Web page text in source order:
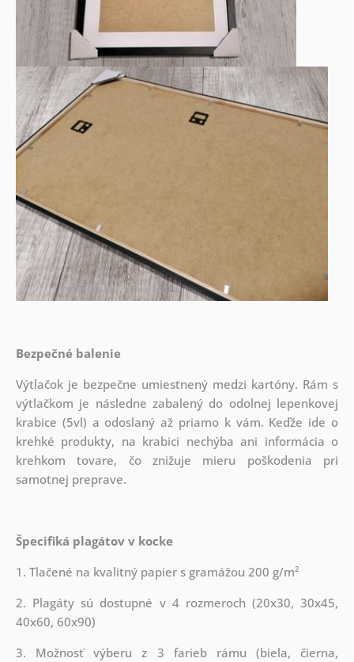
Bezpečné balenie
Výtlačok je bezpečne umiestnený medzi kartóny. Rám s
výtlačkom je následne zabalený do odolnej lepenkovej
krabice (5vl) a odoslaný až priamo k vám. Keďže ide o
krehké produkty, na krabici nechýba ani informácia o
krehkom tovare, čo znižuje mieru poškodenia pri
samotnej preprave.
Špecifiká plagátov v kocke
1. Tlačené na kvalitný papier s gramážou 200 g/m²
2. Plagáty sú dostupné v 4 rozmeroch (20x30, 30x45,
40x60, 60x90)
3. Možnosť výberu z 3 farieb rámu (biela, čierna,